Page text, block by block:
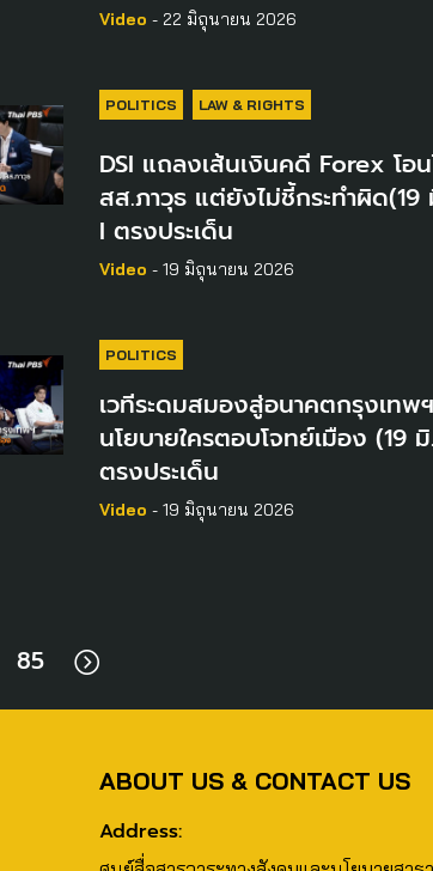
Video - 22 มิถุนายน 2026
POLITICS LAW & RIGHTS
DSI แถลงเส้นเงินคดี Forex โอ
สส.ภาวุธ แต่ยังไม่ชี้กระทำผิด(19
I ตรงประเด็น
Video - 19 มิถุนายน 2026
POLITICS
เวทีระดมสมองสู่อนาคตกรุงเทพฯ
นโยบายใครตอบโจทย์เมือง (19
ตรงประเด็น
Video - 19 มิถุนายน 2026
85
ABOUT US & CONTACT US
Address: